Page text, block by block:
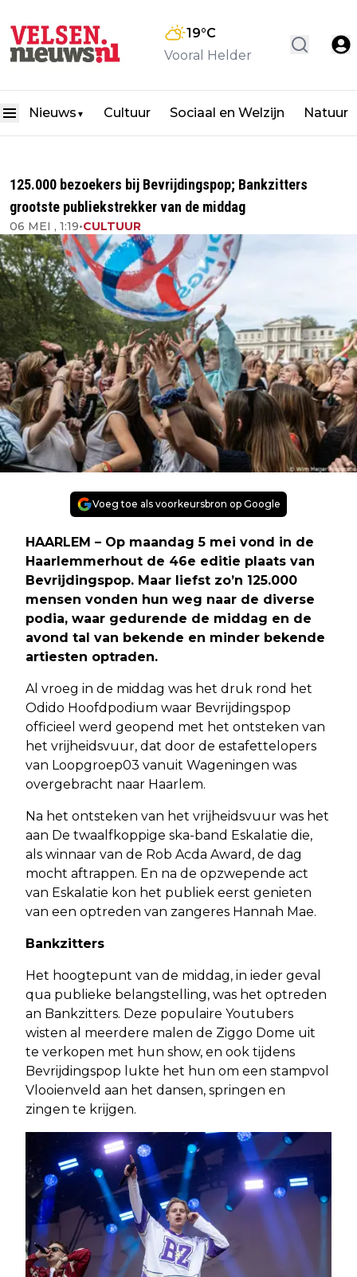
19°C
Vooral Helder
Nieuws ▼ Cultuur Sociaal en Welzijn Natuur
125.000 bezoekers bij Bevrijdingspop; Bankzitters
grootste publiekstrekker van de middag
06 MEI , 1:19•CULTUUR
Voeg toe als voorkeursbron op Google
HAARLEM – Op maandag 5 mei vond in de
Haarlemmerhout de 46e editie plaats van
Bevrijdingspop. Maar liefst zo’n 125.000
mensen vonden hun weg naar de diverse
podia, waar gedurende de middag en de
avond tal van bekende en minder bekende
artiesten optraden.
Al vroeg in de middag was het druk rond het
Odido Hoofdpodium waar Bevrijdingspop
officieel werd geopend met het ontsteken van
het vrijheidsvuur, dat door de estafettelopers
van Loopgroep03 vanuit Wageningen was
overgebracht naar Haarlem.
Na het ontsteken van het vrijheidsvuur was het
aan De twaalfkoppige ska-band Eskalatie die,
als winnaar van de Rob Acda Award, de dag
mocht aftrappen. En na de opzwepende act
van Eskalatie kon het publiek eerst genieten
van een optreden van zangeres Hannah Mae.
Bankzitters
Het hoogtepunt van de middag, in ieder geval
qua publieke belangstelling, was het optreden
an Bankzitters. Deze populaire Youtubers
wisten al meerdere malen de Ziggo Dome uit
te verkopen met hun show, en ook tijdens
Bevrijdingspop lukte het hun om een stampvol
Vlooienveld aan het dansen, springen en
zingen te krijgen.